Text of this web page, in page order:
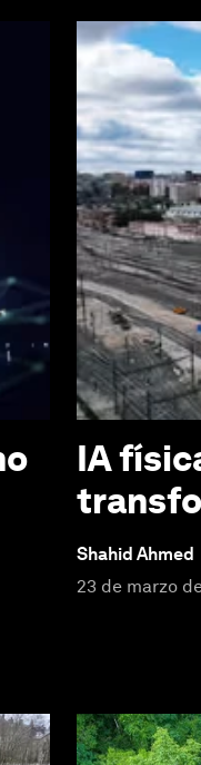
IA
Shahid Ahmed
23 de marzo